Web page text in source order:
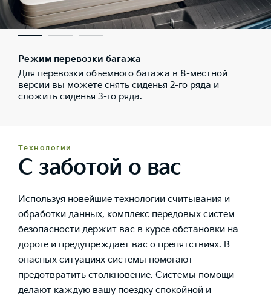
Режим перевозки багажа
Для перевозки объемного багажа в 8-местной
версии вы можете снять сиденья 2-го ряда и
сложить сиденья 3-го ряда.
Технологии
С заботой о вас
Используя новейшие технологии считывания и
обработки данных, комплекс передовых систем
безопасности держит вас в курсе обстановки на
дороге и предупреждает вас о препятствиях. В
опасных ситуациях системы помогают
предотвратить столкновение. Системы помощи
делают каждую вашу поездку спокойной и